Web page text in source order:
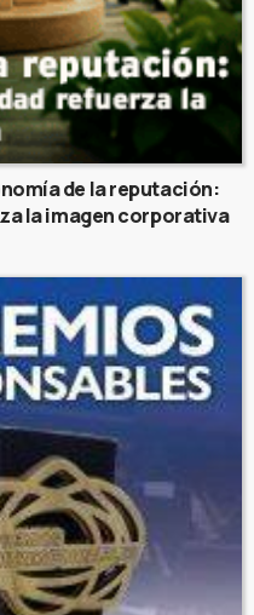
de la reputación:
la imagen corporativa